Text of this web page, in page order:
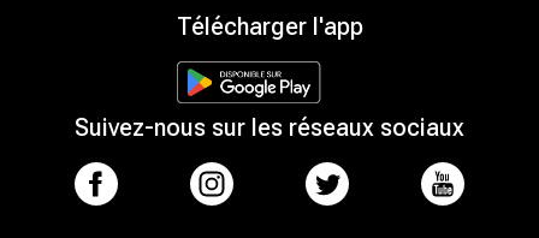
Télécharger l'app
Suivez-nous sur les réseaux sociaux